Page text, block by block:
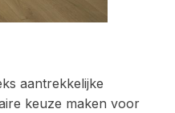
aantrekkelijke
keuze maken voor